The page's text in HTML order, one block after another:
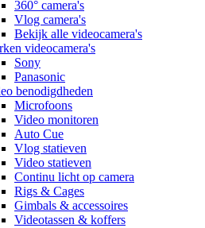
360° camera's
Vlog camera's
Bekijk alle videocamera's
videocamera's
Sony
Panasonic
benodigdheden
Microfoons
Video monitoren
Auto Cue
Vlog statieven
Video statieven
Continu licht op camera
Rigs & Cages
Gimbals & accessoires
Videotassen & koffers